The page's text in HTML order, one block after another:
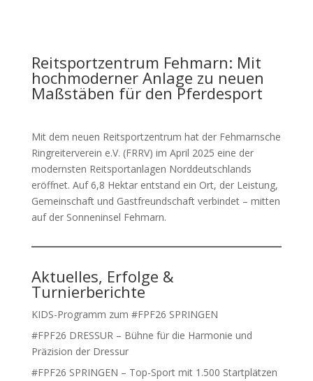
Reitsportzentrum Fehmarn: Mit
hochmoderner Anlage zu neuen
Maßstäben für den Pferdesport
Mit dem neuen Reitsportzentrum hat der Fehmarnsche
Ringreiterverein e.V. (FRRV) im April 2025 eine der
modernsten Reitsportanlagen Norddeutschlands
eröffnet. Auf 6,8 Hektar entstand ein Ort, der Leistung,
Gemeinschaft und Gastfreundschaft verbindet – mitten
auf der Sonneninsel Fehmarn.
Aktuelles, Erfolge &
Turnierberichte
KIDS-Programm zum #FPF26 SPRINGEN
#FPF26 DRESSUR – Bühne für die Harmonie und
Präzision der Dressur
#FPF26 SPRINGEN – Top-Sport mit 1.500 Startplätzen